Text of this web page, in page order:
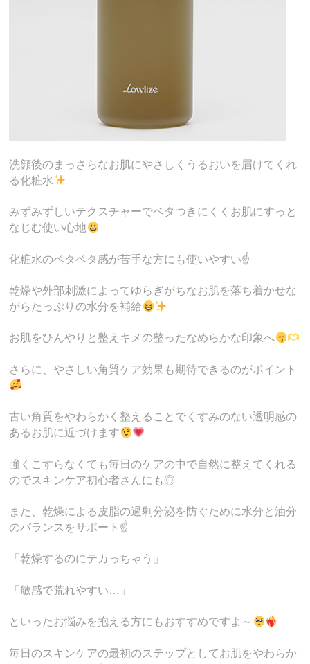
洗顔後のまっさらなお肌にやさしくうるおいを届けてくれ
る化粧水
みずみずしいテクスチャーでベタつきにくくお肌にすっと
なじむ使い心地
化粧水のベタベタ感が苦手な方にも使いやすい☝️
乾燥や外部刺激によってゆらぎがちなお肌を落ち着かせな
がらたっぷりの水分を補給
お肌をひんやりと整えキメの整ったなめらかな印象へ
さらに、やさしい角質ケア効果も期待できるのがポイント
古い角質をやわらかく整えることでくすみのない透明感の
あるお肌に近づけます
強くこすらなくても毎日のケアの中で自然に整えてくれる
のでスキンケア初心者さんにも◎
また、乾燥による皮脂の過剰分泌を防ぐために水分と油分
のバランスをサポート☝️
「乾燥するのにテカっちゃう」
「敏感で荒れやすい…」
といったお悩みを抱える方にもおすすめですよ～
毎日のスキンケアの最初のステップとしてお肌をやわらか